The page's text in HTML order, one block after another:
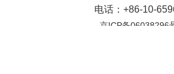
电话：+86-10-
京ICP备06038296